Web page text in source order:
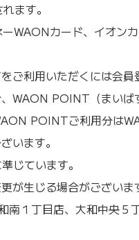
ます。
カード、イオン
利用いただくには会員
WAON POINT（まい
POINTご利用分は
います。
じています。
が生じる場合がございま
１丁目店、大和中央５